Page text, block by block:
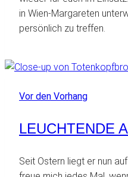
in Wien-Margareten
persönlich zu treffen.
Vor den Vorhang
LEUCHTENDE
Seit Ostern liegt er nun